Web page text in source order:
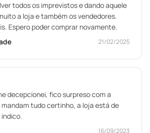
todos os imprevistos e dando aquele
a loja e também os vendedores.
Espero poder comprar novamente.
21/02/2025
decepcionei, fico surpreso com a
mandam tudo certinho, a loja está de
16/09/2023